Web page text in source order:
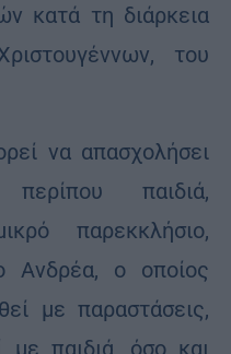
κατά τη διάρκεια
του
να απασχολήσει
παιδιά,
παρεκκλήσιο,
Ανδρέα, ο οποίος
με παραστάσεις,
με παιδιά, όσο και